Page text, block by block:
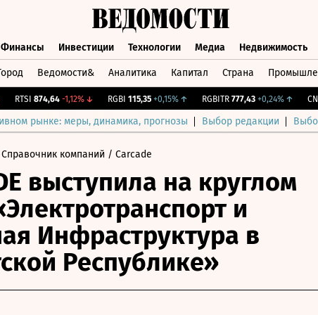
Финансы Инвестиции Технологии Медиа Недвижимость
Ведомости& Аналитика Капитал Страна
RTSI 874,64 -1,12% ↓ RGBI 115,35 +0,15% ↑ RGBITR 777,43 +0,24%↑ CNY
рынке: меры, динамика, прогнозы Выбор редакции
компаний / Carcade
выступила на круглом
и
Инфраструктура в
Республике»